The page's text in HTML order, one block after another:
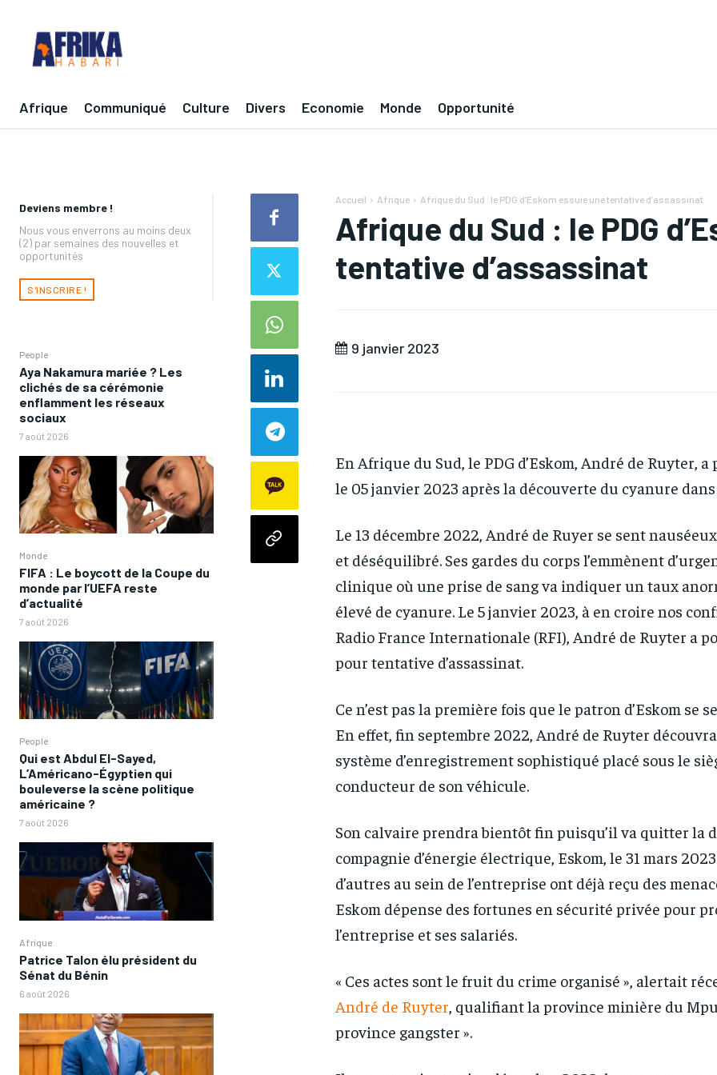
FOREVER
RECOMMENDED
FOREVER
RECOMMENDED
Afrique Communiqué Culture Divers Economie Monde Opportunité
Deviens membre !
Nous vous enverrons au moins deux
(2) par semaines des nouvelles et
opportunités
S'INSCRIRE !
People
Aya Nakamura mariée ? Les
clichés de sa cérémonie
enflamment les réseaux
sociaux
7 août 2026
Monde
FIFA : Le boycott de la Coupe du
monde par l’UEFA reste
d’actualité
7 août 2026
People
Qui est Abdul El-Sayed,
L’Américano-Égyptien qui
bouleverse la scène politique
américaine ?
7 août 2026
Afrique
Patrice Talon élu président du
Sénat du Bénin
6 août 2026
Accueil Afrique Afrique du Sud : le PDG d’Eskom essuie une tentative d’assassinat
Afrique du Sud : le PDG
tentative d’assassinat
9 janvier 2023
En Afrique du Sud, le PDG d’Eskom, André de Ruyter,
le 05 janvier 2023 après la découverte du cyanure dans
Le 13 décembre 2022, André de Ruyer se sent
et déséquilibré. Ses gardes du corps l’emmènent
clinique où une prise de sang va indiquer un taux
élevé de cyanure. Le 5 janvier 2023, à en croire nos
Radio France Internationale (RFI), André de Ruyter a
pour tentative d’assassinat.
Ce n’est pas la première fois que le patron d’Eskom se
En effet, fin septembre 2022, André de Ruyter
système d’enregistrement sophistiqué placé sous le
conducteur de son véhicule.
Son calvaire prendra bientôt fin puisqu’il va quitter la
compagnie d’énergie électrique, Eskom, le 31 mars
d’autres au sein de l’entreprise ont déjà reçu des
Eskom dépense des fortunes en sécurité privée pour
l’entreprise et ses salariés.
« Ces actes sont le fruit du crime organisé », alertait
André de Ruyter , qualifiant la province minière du
province gangster ».